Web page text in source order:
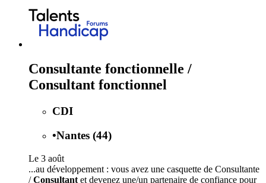
Consultante fonctionnelle /
Consultant fonctionnel
CDI
•Nantes (44)
Le 3 août
...au développement : vous avez une casquette de Consultante
/Consultant et devenez une/un partenaire de confiance pour